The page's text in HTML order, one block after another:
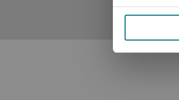
okonstlat och meningarna är korta vilket
mellan lättläst och skräck, men det är
Sagt om Farligt spel IRL, en annan
Rappt och enkelt berättat. Ett fint